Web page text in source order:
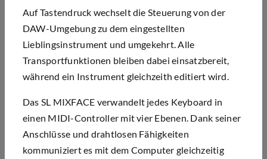
Auf Tastendruck wechselt die Steuerung von der
DAW-Umgebung zu dem eingestellten
Lieblingsinstrument und umgekehrt. Alle
Transportfunktionen bleiben dabei einsatzbereit,
während ein Instrument gleichzeith editiert wird.
Das SL MIXFACE verwandelt jedes Keyboard in
einen MIDI-Controller mit vier Ebenen. Dank seiner
Anschlüsse und drahtlosen Fähigkeiten
kommuniziert es mit dem Computer gleichzeitig